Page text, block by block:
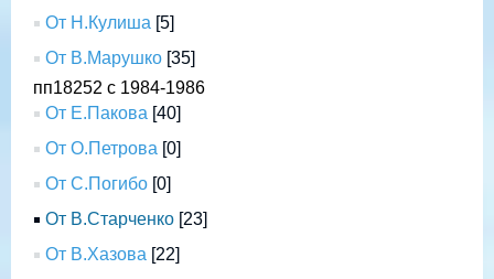
От Н.Кулиша [5]
От В.Марушко [35]
пп18252 с 1984-1986
От Е.Пакова [40]
От О.Петрова [0]
От С.Погибо [0]
От В.Старченко [23]
От В.Хазова [22]